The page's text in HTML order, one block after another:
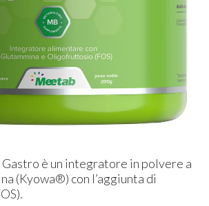
è un integratore in polvere a
(Kyowa®) con l’aggiunta di